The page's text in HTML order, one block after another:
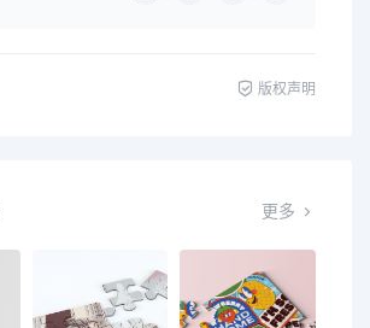
版权声明
更多